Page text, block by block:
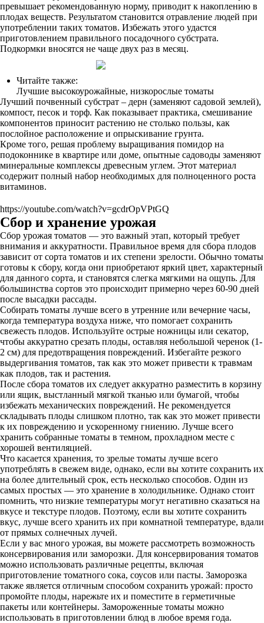
превышает рекомендованную норму, приводит к накоплению в
плодах веществ. Результатом становится отравление людей при
употреблении таких томатов. Избежать этого удастся
приготовлением правильного посадочного субстрата.
Подкормки вносятся не чаще двух раз в месяц.
Читайте также:
Лучшие высокоурожайные, низкорослые томаты
Лучший почвенный субстрат – дерн (заменяют садовой землей),
компост, песок и торф. Как показывает практика, смешивание
компонентов приносит растению не столько пользы, как
послойное расположение и опрыскивание грунта.
Кроме того, решая проблему выращивания помидор на
подоконнике в квартире или доме, опытные садоводы заменяют
минеральные комплексы древесным углем. Этот материал
содержит полный набор необходимых для полноценного роста
витаминов.
https://youtube.com/watch?v=gcdrOpVPtGQ
Сбор и хранение урожая
Сбор урожая томатов — это важный этап, который требует
внимания и аккуратности. Правильное время для сбора плодов
зависит от сорта томатов и их степени зрелости. Обычно томаты
готовы к сбору, когда они приобретают яркий цвет, характерный
для данного сорта, и становятся слегка мягкими на ощупь. Для
большинства сортов это происходит примерно через 60-90 дней
после высадки рассады.
Собирать томаты лучше всего в утренние или вечерние часы,
когда температура воздуха ниже, что помогает сохранить
свежесть плодов. Используйте острые ножницы или секатор,
чтобы аккуратно срезать плоды, оставляя небольшой черенок (1-
2 см) для предотвращения повреждений. Избегайте резкого
выдергивания томатов, так как это может привести к травмам
как плодов, так и растения.
После сбора томатов их следует аккуратно разместить в корзину
или ящик, выстланный мягкой тканью или бумагой, чтобы
избежать механических повреждений. Не рекомендуется
складывать плоды слишком плотно, так как это может привести
к их повреждению и ускоренному гниению. Лучше всего
хранить собранные томаты в темном, прохладном месте с
хорошей вентиляцией.
Что касается хранения, то зрелые томаты лучше всего
употреблять в свежем виде, однако, если вы хотите сохранить их
на более длительный срок, есть несколько способов. Один из
самых простых — это хранение в холодильнике. Однако стоит
помнить, что низкие температуры могут негативно сказаться на
вкусе и текстуре плодов. Поэтому, если вы хотите сохранить
вкус, лучше всего хранить их при комнатной температуре, вдали
от прямых солнечных лучей.
Если у вас много урожая, вы можете рассмотреть возможность
консервирования или заморозки. Для консервирования томатов
можно использовать различные рецепты, включая
приготовление томатного сока, соусов или пасты. Заморозка
также является отличным способом сохранить урожай: просто
промойте плоды, нарежьте их и поместите в герметичные
пакеты или контейнеры. Замороженные томаты можно
использовать в приготовлении блюд в любое время года.